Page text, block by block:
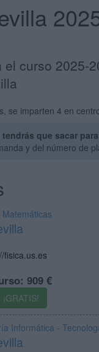
curso 2025-
se imparten 4 en
que sacar
y del número de
fisica.us.es
909 €
Informática -